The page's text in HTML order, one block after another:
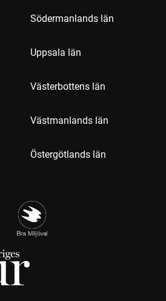
Södermanlands län
Uppsala län
Västerbottens län
Västmanlands län
Östergötlands län